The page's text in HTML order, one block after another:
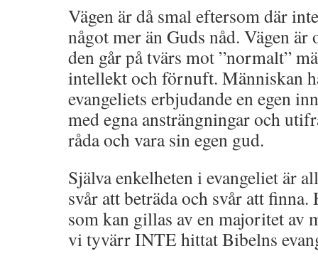
Vägen är då smal eftersom där
något mer än Guds nåd. Vägen är
den går på tvärs mot ”normalt”
intellekt och förnuft. Människan
evangeliets erbjudande en egen
med egna ansträngningar och
råda och vara sin egen gud.
Själva enkelheten i evangeliet är
svår att beträda och svår att
som kan gillas av en majoritet av
vi tyvärr INTE hittat Bibelns